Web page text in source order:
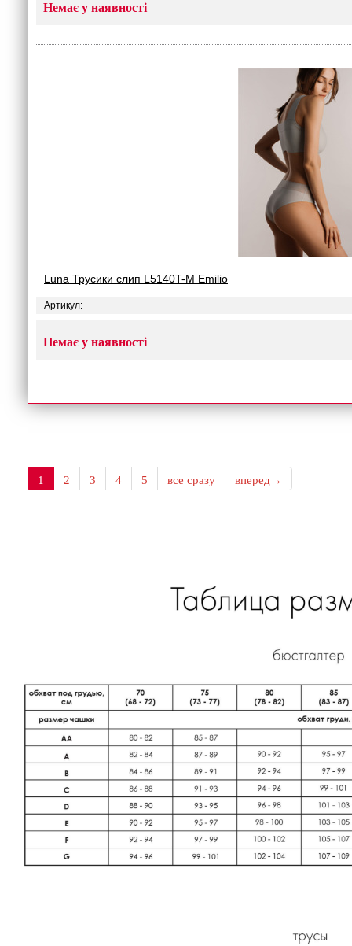
Немає у наявності
Luna Трусики слип L5140T-M Emilio
Артикул:
Немає у наявності
1 2 3 4 5 все сразу вперед→